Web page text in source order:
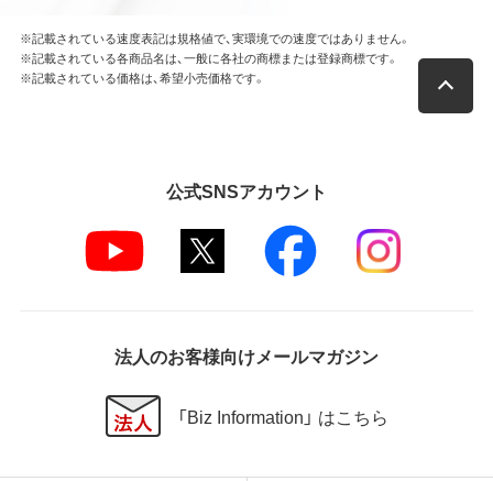
第4条 保証
弊社は本ソフトウェアに対していかなる保証も行い
弊社は、データの消失、業務の中断、逸失利益、精神的
損害等を含め、本ソフトウェアの使用または使用不能
に起因する直接的、間接的、特別、偶発的、結果的、そ
の他いかなる損害にも、一切の責任を負いません。
本契約の締結により、お客様は下記事項に同意するも
のとします。
※記載されている速度表記は規格値で、実環境での速度ではありません。
※記載されている各商品名は、一般に各社の商標または登録商標です。
※記載されている価格は、希望小売価格です。
公式SNSアカウント
法人のお客様向けメールマガジン
「Biz Information」 はこちら